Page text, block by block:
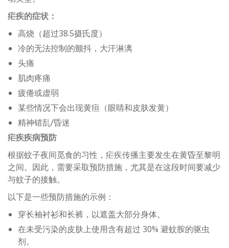
疟疾的症状：
高烧（超过38.5摄氏度）
冷的无法控制的颤抖，大汗淋漓
头痛
肌肉疼痛
疲倦或虚弱
某些情况下会出现黄疸（眼睛和皮肤发黄）
精神错乱/昏迷
疟疾疾病预防
根据蚊子夜间觅食的习性，疟疾传播主要发生在黄昏至黎明
之间。因此，需要采取预防措施，尤其是在这段时间要减少
与蚊子的接触。
以下是一些预防措施的示例：
穿长袖衬衫和长裤，以遮盖大部分身体。
在未受污染的皮肤上使用含有超过 30% 避蚊胺的驱虫
剂。